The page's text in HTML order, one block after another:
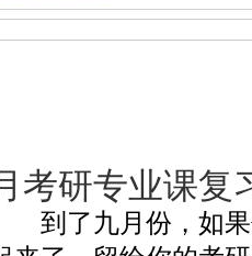
考研专业课复
了九月份，如果